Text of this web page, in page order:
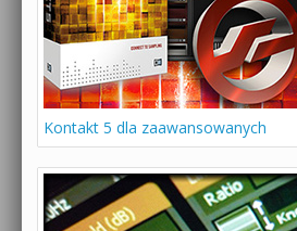
Kontakt 5 dla zaawansowanych